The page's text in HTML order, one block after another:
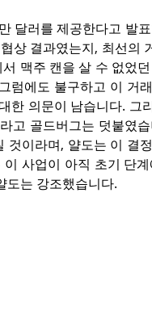
달러를 제공한다고 발
상 결과였는지, 최선의
맥주 캔을 살 수 없었
럼에도 불구하고 이 거
한 의문이 남습니다. 그
고 골드버그는 덧붙였
이라며, 얄도는 이 결
사업이 아직 초기 단
도는 강조했습니다.